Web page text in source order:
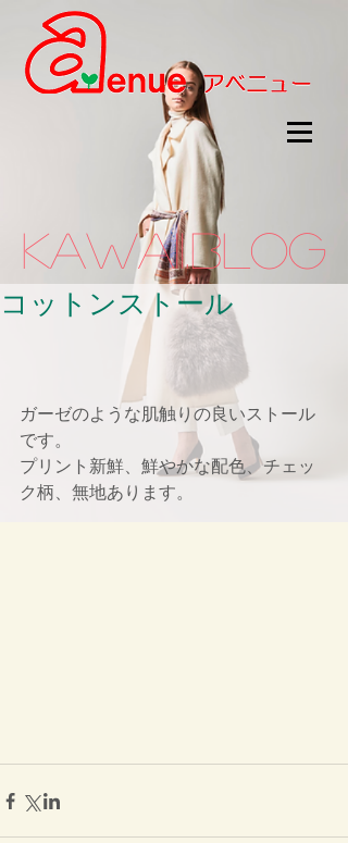
kawaii.BLOG
コットンストール
ガーゼのような肌触りの良いストール
です。
プリント新鮮、鮮やかな配色、チェッ
ク柄、無地あります。